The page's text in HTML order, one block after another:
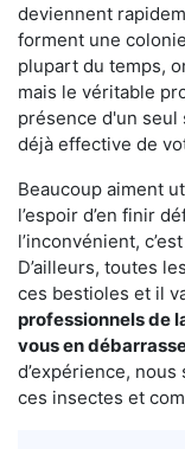
deviennent
forment une
plupart du temps,
mais le véritable
présence d'un
déjà effective de
Beaucoup aiment
l’espoir d’en finir
l’inconvénient, c’est
D’ailleurs, toutes
ces bestioles et il
professionnels de
vous en
d’expérience,
ces insectes et